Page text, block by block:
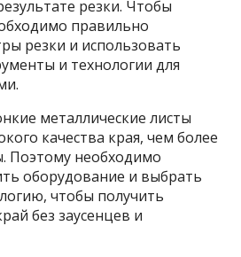
резки. Чтобы
правильно
резки и использовать
и технологии для
металлические листы
качества края, чем более
Поэтому необходимо
оборудование и выбрать
чтобы получить
без заусенцев и